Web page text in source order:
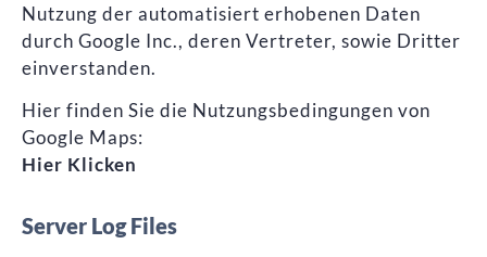
Nutzung der automatisiert erhobenen Daten
durch Google Inc., deren Vertreter, sowie Dritter
einverstanden.
Hier finden Sie die Nutzungsbedingungen von
Google Maps:
Hier Klicken
Server Log Files